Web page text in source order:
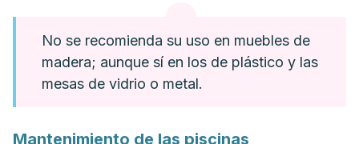
No se recomienda su uso en muebles de
madera; aunque sí en los de plástico y las
mesas de vidrio o metal.
Mantenimiento de las piscinas